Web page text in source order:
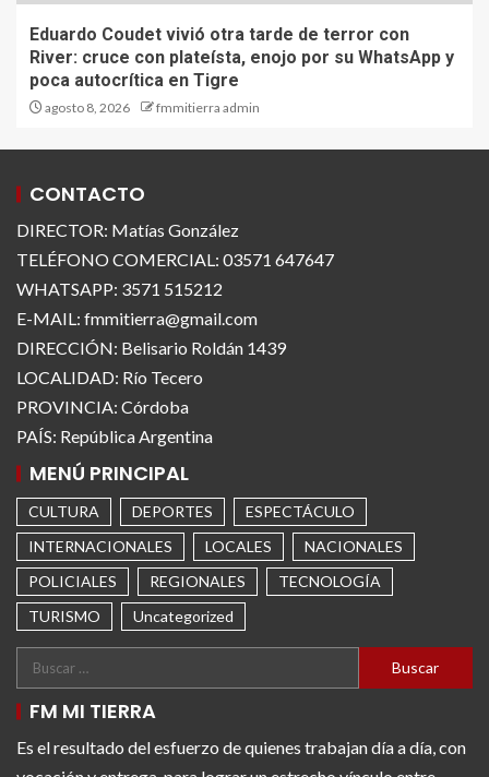
Eduardo Coudet vivió otra tarde de terror con
River: cruce con plateísta, enojo por su WhatsApp y
poca autocrítica en Tigre
agosto 8, 2026 fmmitierra admin
CONTACTO
DIRECTOR: Matías González
TELÉFONO COMERCIAL: 03571 647647
WHATSAPP: 3571 515212
E-MAIL: fmmitierra@gmail.com
DIRECCIÓN: Belisario Roldán 1439
LOCALIDAD: Río Tecero
PROVINCIA: Córdoba
PAÍS: República Argentina
MENÚ PRINCIPAL
CULTURA DEPORTES
ESPECTÁCULO
INTERNACIONALES
LOCALES
NACIONALES
POLICIALES
REGIONALES
TECNOLOGÍA
TURISMO
Uncategorized
FM MI TIERRA
Es el resultado del esfuerzo de quienes trabajan día a día, con